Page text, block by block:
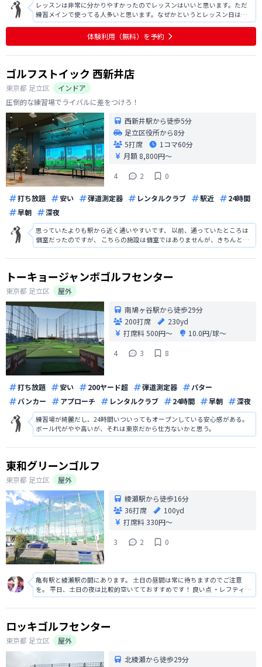
レッスンは非常に分かりやすかったのでレッスンはいいと思います。ただ
練習メインで使ってる人多いと思います。なぜかというとレッスン日はち
ょっと少ない気がします。もしレッスンの日もっと増やせたらいいなと思
います。 場所は駅から近くていいと思います 施設は結構新しいのでモチベ
ーション上がります 小部屋なので
体験利用（無料）を予約
ゴルフストイック 西新井店
東京都 足立区
インドア
圧倒的な練習場でライバルに差をつけろ！
西新井駅から徒歩5分
足立区役所から8分
5打席
1コマ60分
月額 8,800円〜
4
2 0
打ち放題 安い 弾道測定器 レンタルクラブ 駅近
24時間
早朝
深夜
思っていたよりも駅から近く通いやすいです、 以前、通っていたところは
個室だったのですが、 こちらの施設は個室ではありませんが、きちんと仕
切られていますし、天井が高く圧迫感がなく広々としていて解放感があっ
てとてもいいです、 レンタルクラブもありますので、会社帰りにふらっと
トーキョージャンボゴルフセンター
東京都 足立区
屋外
南鳩ヶ谷駅から徒歩29分
200打席
230yd
打席料500円〜
10.0円/球〜
4
3 8
打ち放題 安い 200ヤード超 弾道測定器
パター
バンカー
アプローチ レンタルクラブ 24時間 早朝 深夜
練習場が綺麗だし、24時間いついってもオープンしている安心感がある。
ボール代がやや高いが、それは東京だから仕方ないかと思う。
東和グリーンゴルフ
東京都 足立区
屋外
綾瀬駅から徒歩16分
36打席
100yd
打席料330円〜
3
2 0
亀有駅と綾瀬駅の間にあります。 土日の昼間は常に待ちますのでご注意
を。 平日、土日の夜は比較的空いてておすすめです！ 良い点 ・レフティ兼
用の打席が多い ・駅から歩ける距離 悪い点 ・ネットまで100yしかない ・
混む
ロッキゴルフセンター
東京都 足立区
屋外
北綾瀬から徒歩29分